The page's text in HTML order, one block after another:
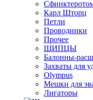
Карл Шторц
Петли
Проводники
Прочее
ЩИПЦЫ
Балонны-
Захваты для
Olympus
Мешки для
Лигаторы